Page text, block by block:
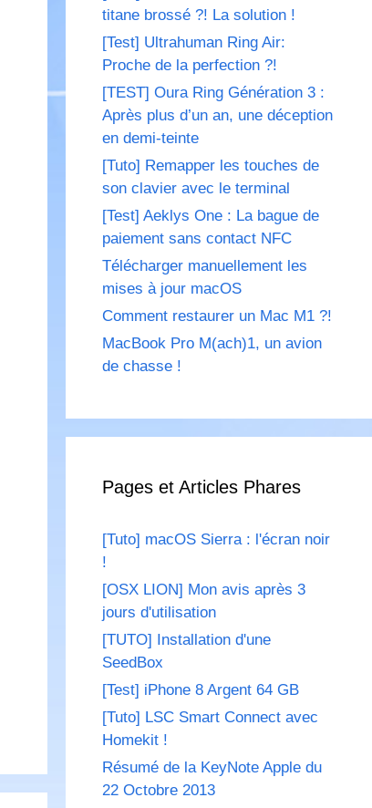
titane brossé ?! La solution !
[Test] Ultrahuman Ring Air:
Proche de la perfection ?!
[TEST] Oura Ring Génération 3 :
Après plus d’un an, une déception
en demi-teinte
[Tuto] Remapper les touches de
son clavier avec le terminal
[Test] Aeklys One : La bague de
paiement sans contact NFC
Télécharger manuellement les
mises à jour macOS
Comment restaurer un Mac M1 ?!
MacBook Pro M(ach)1, un avion
de chasse !
Pages et Articles Phares
[Tuto] macOS Sierra : l'écran noir
!
[OSX LION] Mon avis après 3
jours d'utilisation
[TUTO] Installation d'une
SeedBox
[Test] iPhone 8 Argent 64 GB
[Tuto] LSC Smart Connect avec
Homekit !
Résumé de la KeyNote Apple du
22 Octobre 2013